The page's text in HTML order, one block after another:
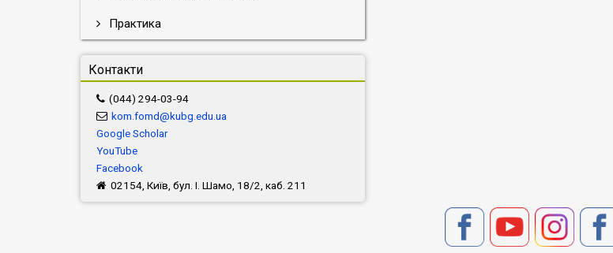
Практика
Контакти
(044) 294-03-94
kom.fomd@kubg.edu.ua
Google Scholar
YouTube
Facebook
02154, Київ, бул. І. Шамо, 18/2, каб. 211